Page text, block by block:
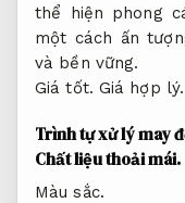
thể hiện phong
một cách ấn
và bền vững.
Giá tốt. Giá hợp lý.
Trình tự xử lý may
Chất liệu thoải mái.
Màu sắc.